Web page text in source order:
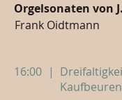
Orgelsonaten von
Frank Oidtmann
16:00 |
Kaufbeuren